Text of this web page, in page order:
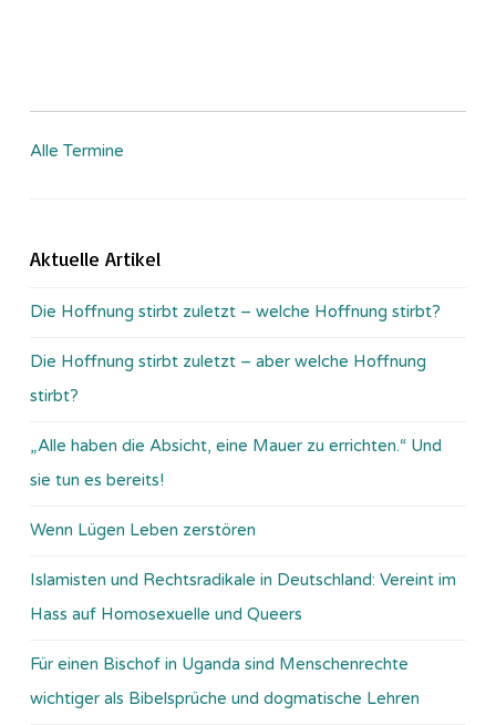
Alle Termine
Aktuelle Artikel
Die Hoffnung stirbt zuletzt – welche Hoffnung stirbt?
Die Hoffnung stirbt zuletzt – aber welche Hoffnung
stirbt?
„Alle haben die Absicht, eine Mauer zu errichten.“ Und
sie tun es bereits!
Wenn Lügen Leben zerstören
Islamisten und Rechtsradikale in Deutschland: Vereint im
Hass auf Homosexuelle und Queers
Für einen Bischof in Uganda sind Menschenrechte
wichtiger als Bibelsprüche und dogmatische Lehren